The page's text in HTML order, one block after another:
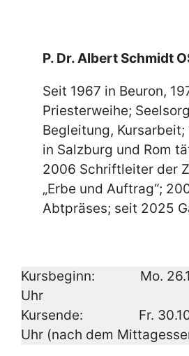
P. Dr. Albert Schmidt
Seit 1967 in Beuron,
Priesterweihe;
Begleitung,
in Salzburg und Rom
2006 Schriftleiter der
„Erbe und Auftrag“;
Abtpräses; seit 2025
Kursbeginn: Mo.
Uhr
Kursende: Fr.
Uhr (nach dem